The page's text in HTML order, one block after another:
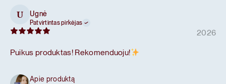
U Ugnė
Patvirtintas pirkėjas
2026
Puikus produktas! Rekomenduoju!
Apie produktą